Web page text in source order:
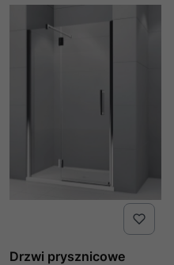
Drzwi prysznicowe